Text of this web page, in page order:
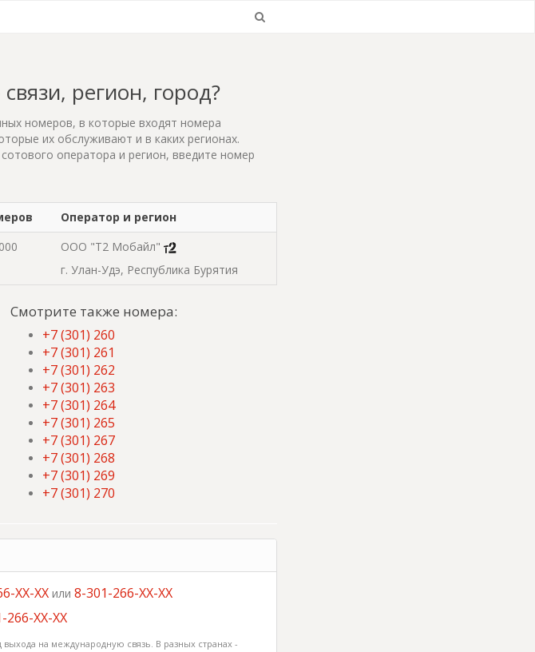
регион, город?
номеров, в которые входят номера
их обслуживают и в каких регионах.
оператора и регион, введите номер
Оператор и регион
ООО "Т2 Мобайл"
г. Улан-Удэ, Республика Бурятия
Смотрите также номера:
+7 (301) 260
+7 (301) 261
+7 (301) 262
+7 (301) 263
+7 (301) 264
+7 (301) 265
+7 (301) 267
+7 (301) 268
+7 (301) 269
+7 (301) 270
XX-XX или 8-301-266-XX-XX
266-XX-XX
выхода на международную связь. В разных странах -